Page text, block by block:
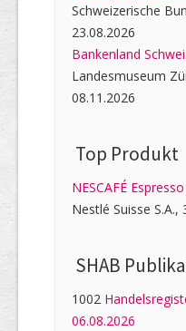
Schweizerische
23.08.2026
Bankenland
Landesmuseum
08.11.2026
Top Produkt
NESCAFÉ
Nestlé Suisse S.A.,
SHAB
1002
06.08.2026